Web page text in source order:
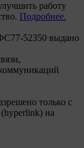
работу
Подробнее.
52350 выдано
только с
на